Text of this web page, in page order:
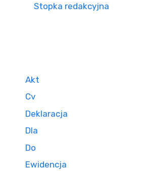
Stopka redakcyjna
Akt
Cv
Deklaracja
Dla
Do
Ewidencja